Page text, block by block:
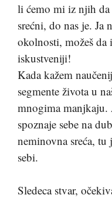
li ćemo mi iz njih da
srećni, do nas je. Ja
okolnosti, možeš da
iskustveniji!
Kada kažem
segmente života u
mnogima manjkaju.
spoznaje sebe na
neminovna sreća,
sebi.
Sledeca stvar,